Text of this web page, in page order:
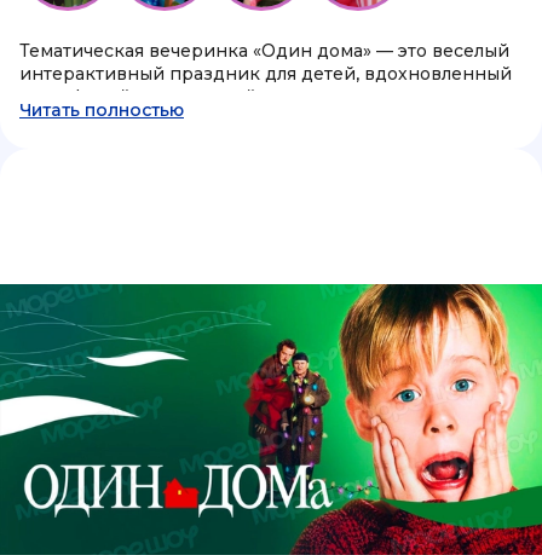
Тематическая вечеринка «Один дома» — это веселый
интерактивный праздник для детей, вдохновленный
атмосферой легендарной истории о приключениях,
хитрых ловушках и защите дома от незваных гостей.
выпускного или тематического мероприятия для
детей.
Главной особенностью вечеринки становится
сочетание юмора, активных игр и интерактивного
сюжета. Дети помогают героям защищать дом,
участвуют в командных заданиях, создают
безопасные игровые ловушки, проходят веселые
испытания и решают необычные задачи. В программе
используются тематический реквизит, музыкальное
сопровождение, элементы декора и интерактивные
игровые станции, создающие атмосферу знаменитого
Читать полностью